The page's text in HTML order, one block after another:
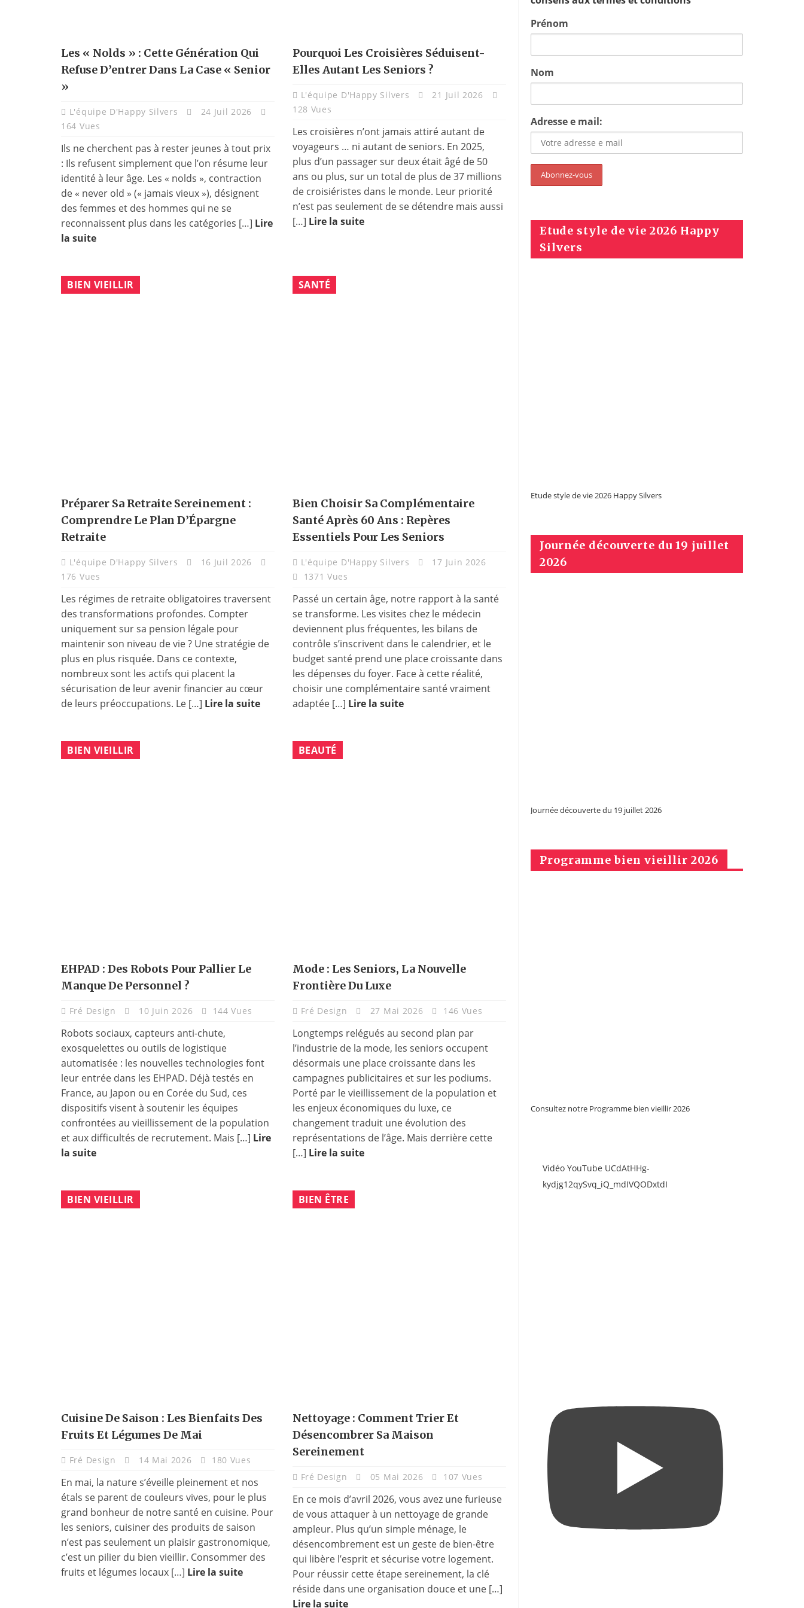
Les « Nolds » : Cette Génération Qui
Refuse D’entrer Dans La Case « Senior
»
L'équipe D'Happy Silvers
24 Juil 2026
164 Vues
Ils ne cherchent pas à rester jeunes à tout prix
: Ils refusent simplement que l’on résume leur
identité à leur âge. Les « nolds », contraction
de « never old » (« jamais vieux »), désignent
des femmes et des hommes qui ne se
reconnaissent plus dans les catégories […] Lire
la suite
Pourquoi Les Croisières Séduisent-
Elles Autant Les Seniors ?
L'équipe D'Happy Silvers
21 Juil 2026
128 Vues
Les croisières n’ont jamais attiré autant de
voyageurs … ni autant de seniors. En 2025,
plus d’un passager sur deux était âgé de 50
ans ou plus, sur un total de plus de 37 millions
de croisiéristes dans le monde. Leur priorité
n’est pas seulement de se détendre mais aussi
[…] Lire la suite
BIEN VIEILLIR
Préparer Sa Retraite Sereinement :
Comprendre Le Plan D’Épargne
Retraite
L'équipe D'Happy Silvers
16 Juil 2026
176 Vues
Les régimes de retraite obligatoires traversent
des transformations profondes. Compter
uniquement sur sa pension légale pour
maintenir son niveau de vie ? Une stratégie de
plus en plus risquée. Dans ce contexte,
nombreux sont les actifs qui placent la
sécurisation de leur avenir financier au cœur
de leurs préoccupations. Le […] Lire la suite
SANTÉ
Bien Choisir Sa Complémentaire
Santé Après 60 Ans : Repères
Essentiels Pour Les Seniors
L'équipe D'Happy Silvers
17 Juin 2026
1371 Vues
Passé un certain âge, notre rapport à la santé
se transforme. Les visites chez le médecin
deviennent plus fréquentes, les bilans de
contrôle s’inscrivent dans le calendrier, et le
budget santé prend une place croissante dans
les dépenses du foyer. Face à cette réalité,
choisir une complémentaire santé vraiment
adaptée […] Lire la suite
BIEN VIEILLIR
EHPAD : Des Robots Pour Pallier Le
Manque De Personnel ?
Fré Design 10 Juin 2026 144 Vues
Robots sociaux, capteurs anti-chute,
exosquelettes ou outils de logistique
automatisée : les nouvelles technologies font
leur entrée dans les EHPAD. Déjà testés en
France, au Japon ou en Corée du Sud, ces
dispositifs visent à soutenir les équipes
confrontées au vieillissement de la population
et aux difficultés de recrutement. Mais […] Lire
la suite
BEAUTÉ
Mode : Les Seniors, La Nouvelle
Frontière Du Luxe
Fré Design 27 Mai 2026 146 Vues
Longtemps relégués au second plan par
l’industrie de la mode, les seniors occupent
désormais une place croissante dans les
campagnes publicitaires et sur les podiums.
Porté par le vieillissement de la population et
les enjeux économiques du luxe, ce
changement traduit une évolution des
représentations de l’âge. Mais derrière cette
[…] Lire la suite
BIEN VIEILLIR
Cuisine De Saison : Les Bienfaits Des
Fruits Et Légumes De Mai
Fré Design 14 Mai 2026 180 Vues
En mai, la nature s’éveille pleinement et nos
étals se parent de couleurs vives, pour le plus
grand bonheur de notre santé en cuisine. Pour
les seniors, cuisiner des produits de saison
n’est pas seulement un plaisir gastronomique,
c’est un pilier du bien vieillir. Consommer des
fruits et légumes locaux […] Lire la suite
BIEN ÊTRE
Nettoyage : Comment Trier Et
Désencombrer Sa Maison
Sereinement
Fré Design 05 Mai 2026 107 Vues
En ce mois d’avril 2026, vous avez une furieuse
de vous attaquer à un nettoyage de grande
ampleur. Plus qu’un simple ménage, le
désencombrement est un geste de bien-être
qui libère l’esprit et sécurise votre logement.
Pour réussir cette étape sereinement, la clé
réside dans une organisation douce et une […]
Lire la suite
Prénom
Nom
Adresse e mail:
Etude style de vie 2026 Happy
Silvers
Etude style de vie 2026 Happy Silvers
Journée découverte du 19 juillet
2026
Journée découverte du 19 juillet 2026
Programme bien vieillir 2026
Consultez notre Programme bien vieillir 2026
Vidéo YouTube UCdAtHHg-
kydjg12qySvq_iQ_mdIVQODxtdI